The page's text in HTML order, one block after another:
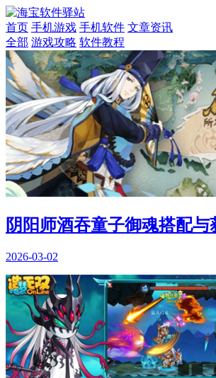
首页 手机游戏 手机软件 文章资讯
全部 游戏攻略 软件教程
阴阳师酒吞童子御魂搭配与
2026-03-02